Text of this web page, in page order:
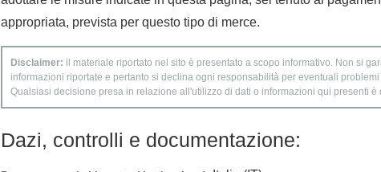
appropriata, prevista per questo tipo di merce.
Disclaimer: il materiale riportato nel sito è presentato a scopo informativo. Non si
informazioni riportate e pertanto si declina ogni responsabilità per eventuali
Qualsiasi decisione presa in relazione all'utilizzo di dati o informazioni qui presenti
Dazi, controlli e documentazione: